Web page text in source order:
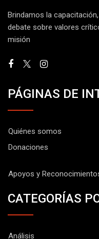
Brindamos la
debate sobre valores
misión
PÁGINAS DE
Quiénes somos
Donaciones
Apoyos y
CATEGORÍAS
Análisis